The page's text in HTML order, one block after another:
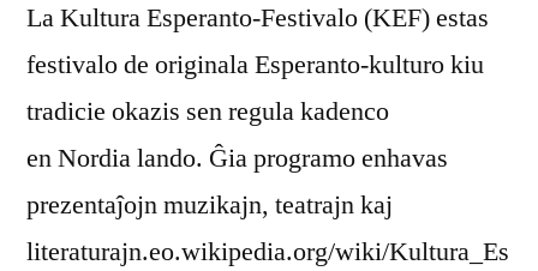
La Kultura Esperanto-Festivalo (KEF) estas
festivalo de originala Esperanto-kulturo kiu
tradicie okazis sen regula kadenco
en Nordia lando. Ĝia programo enhavas
prezentaĵojn muzikajn, teatrajn kaj
literaturajn.eo.wikipedia.org/wiki/Kultura_Es